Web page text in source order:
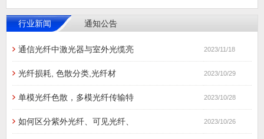
行业新闻 通知公告
通信光纤中激光器与室外光缆亮 2023/11/18
光纤损耗, 色散分类,光纤材 2023/10/29
单模光纤色散，多模光纤传输特 2023/10/28
如何区分紫外光纤、可见光纤、 2023/10/26